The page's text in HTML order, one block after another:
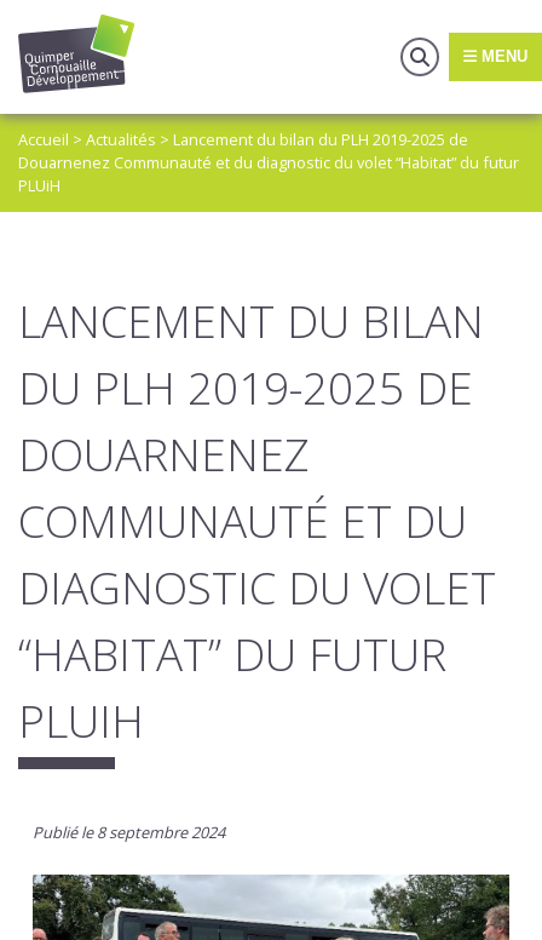
MENU
Accueil > Actualités > Lancement du bilan du PLH 2019-2025 de
Douarnenez Communauté et du diagnostic du volet “Habitat” du futur
PLUiH
LANCEMENT DU BILAN
DU PLH 2019-2025 DE
DOUARNENEZ
COMMUNAUTÉ ET DU
DIAGNOSTIC DU VOLET
“HABITAT” DU FUTUR
PLUIH
Publié le 8 septembre 2024